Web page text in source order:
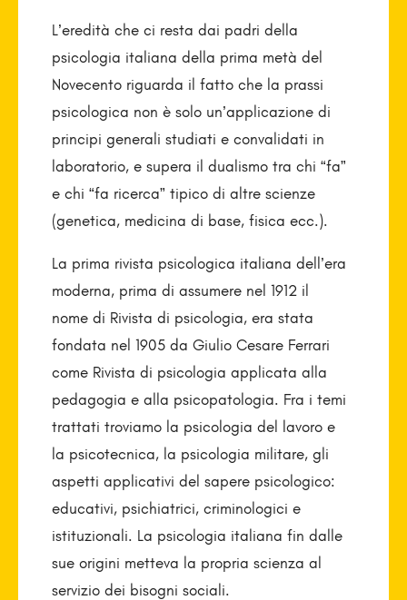
L’eredità che ci resta dai padri della
psicologia italiana della prima metà del
Novecento riguarda il fatto che la prassi
psicologica non è solo un’applicazione di
principi generali studiati e convalidati in
laboratorio, e supera il dualismo tra chi “fa”
e chi “fa ricerca” tipico di altre scienze
(genetica, medicina di base, fisica ecc.).
La prima rivista psicologica italiana dell’era
moderna, prima di assumere nel 1912 il
nome di Rivista di psicologia, era stata
fondata nel 1905 da Giulio Cesare Ferrari
come Rivista di psicologia applicata alla
pedagogia e alla psicopatologia. Fra i temi
trattati troviamo la psicologia del lavoro e
la psicotecnica, la psicologia militare, gli
aspetti applicativi del sapere psicologico:
educativi, psichiatrici, criminologici e
istituzionali. La psicologia italiana fin dalle
sue origini metteva la propria scienza al
servizio dei bisogni sociali.